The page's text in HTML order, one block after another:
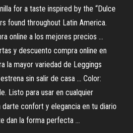
for a taste inspired by the “Dulce
found throughout Latin America.
online a los mejores precios ...
y descuento compra online en
la mayor variedad de Leggings
sin salir de casa ... Color:
Listo para usar en cualquier
darte confort y elegancia en tu diario
dan la forma perfecta ...